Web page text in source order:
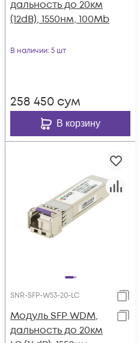
дальность до 20км
(12dB), 1550нм, 100Mb
В наличии: 5 шт
258 450 сум
В корзину
SNR-SFP-W53-20-LC
Модуль SFP WDM,
дальность до 20км